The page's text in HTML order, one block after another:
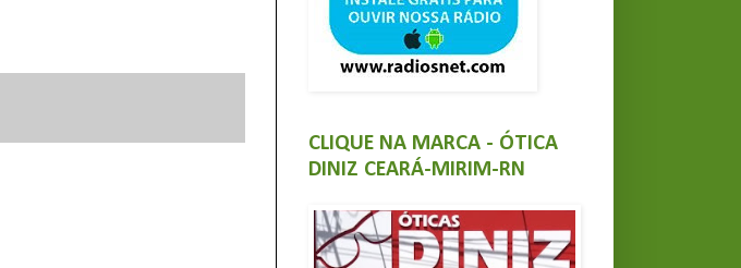
CLIQUE NA MARCA - ÓTICA
DINIZ CEARÁ-MIRIM-RN